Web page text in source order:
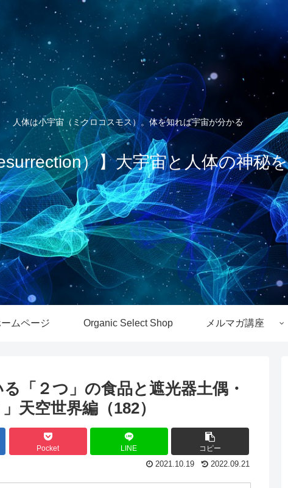
人体は小宇宙（ミクロコスモス）。体を知れば宇宙が分かる
）】大宇宙と人体の神秘
ムページ Organic Select Shop メルマガ講座
「２つ」の食品と遮光器土偶・
天空世界編（182）
Pocket LINE
コピー
2022.09.21
2021.10.19